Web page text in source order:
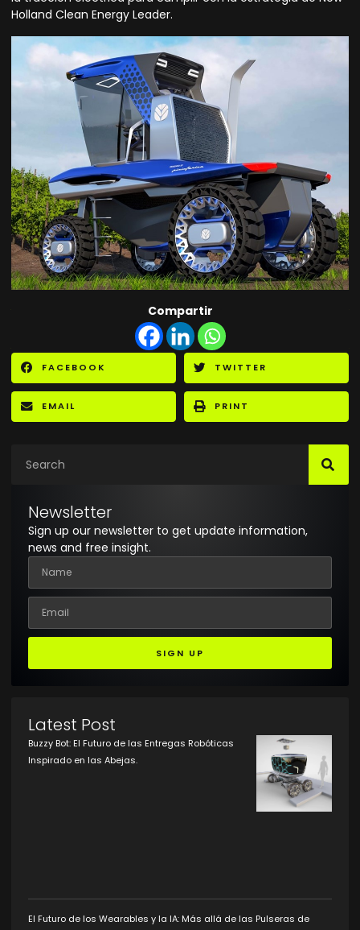
Holland Clean Energy Leader.
Compartir
FACEBOOK TWITTER
EMAIL PRINT
Newsletter
Sign up our newsletter to get update information,
news and free insight.
SIGN UP
Latest Post
Buzzy Bot: El Futuro de las Entregas Robóticas
Inspirado en las Abejas.
El Futuro de los Wearables y la IA: Más allá de las Pulseras de